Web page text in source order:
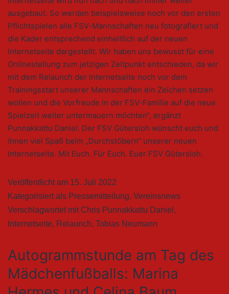
ausgebaut. So werden beispielsweise noch vor den ersten
Pflichtspielen alle FSV-Mannschaften neu fotografiert und
die Kader entsprechend einheitlich auf der neuen
Internetseite dargestellt. Wir haben uns bewusst für eine
Onlinestellung zum jetzigen Zeitpunkt entschieden, da wir
mit dem Relaunch der Internetseite noch vor dem
Trainingsstart unserer Mannschaften ein Zeichen setzen
wollen und die Vorfreude in der FSV-Familie auf die neue
Spielzeit weiter untermauern möchten“, ergänzt
Punnakkattu Daniel. Der FSV Gütersloh wünscht euch und
ihnen viel Spaß beim „Durchstöbern“ unserer neuen
Internetseite. Mit Euch. Für Euch. Euer FSV Gütersloh.
Veröffentlicht am 15. Juli 2022
Kategorisiert als Pressemitteilung, Vereinsnews
Verschlagwortet mit Chris Punnakkattu Daniel ,
Internetseite, Relaunch, Tobias Neumann
Autogrammstunde am Tag des
Mädchenfußballs: Marina